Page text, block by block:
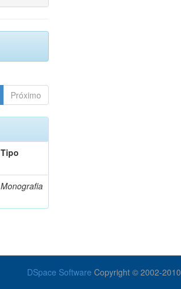
Próximo
Tipo
Monografia
DSpace Software Copyright © 2002-2010